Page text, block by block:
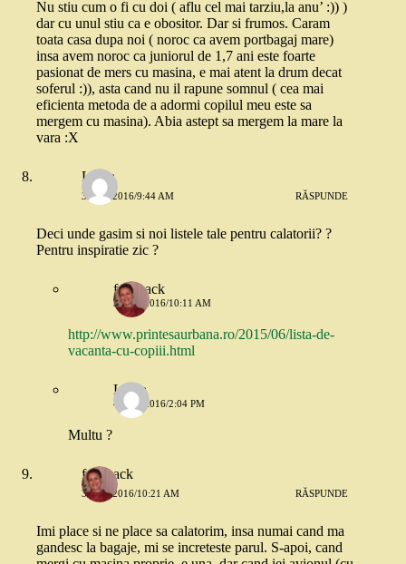
Nu stiu cum o fi cu doi ( aflu cel mai tarziu,la anu’ :)) )
dar cu unul stiu ca e obositor. Dar si frumos. Caram
toata casa dupa noi ( noroc ca avem portbagaj mare)
insa avem noroc ca juniorul de 1,7 ani este foarte
pasionat de mers cu masina, e mai atent la drum decat
soferul :)), asta cand nu il rapune somnul ( cea mai
eficienta metoda de a adormi copilul meu este sa
mergem cu masina). Abia astept sa mergem la mare la
vara :X
Laura
3 MAI 2016/9:44 AM RĂSPUNDE
Deci unde gasim si noi listele tale pentru calatorii? ?
Pentru inspiratie zic ?
feedback
3 MAI 2016/10:11 AM
http://www.printesaurbana.ro/2015/06/lista-de-
vacanta-cu-copiii.html
Laura
4 MAI 2016/2:04 PM
Multu ?
feedback
3 MAI 2016/10:21 AM RĂSPUNDE
Imi place si ne place sa calatorim, insa numai cand ma
gandesc la bagaje, mi se increteste parul. S-apoi, cand